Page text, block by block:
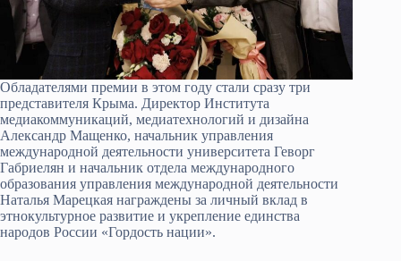
Обладателями премии в этом году стали сразу три
представителя Крыма. Директор Института
медиакоммуникаций, медиатехнологий и дизайна
Александр Мащенко, начальник управления
международной деятельности университета Геворг
Габриелян и начальник отдела международного
образования управления международной деятельности
Наталья Марецкая награждены за личный вклад в
этнокультурное развитие и укрепление единства
народов России «Гордость нации».